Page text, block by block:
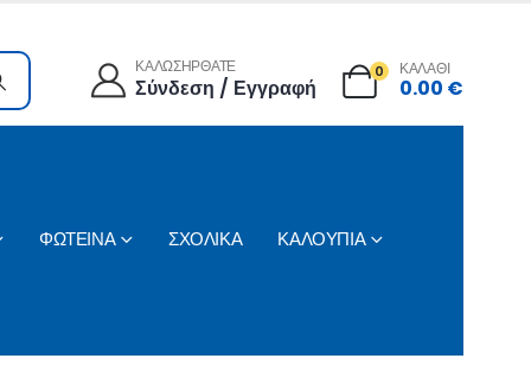
ΚΑΛΩΣΗΡΘΑΤΕ
Σύνδεση / Εγγραφή
0 ΚΑΛΑΘΙ
0.00 €
ΦΩΤΕΙΝΑ ΣΧΟΛΙΚΑ ΚΑΛΟΥΠΙΑ